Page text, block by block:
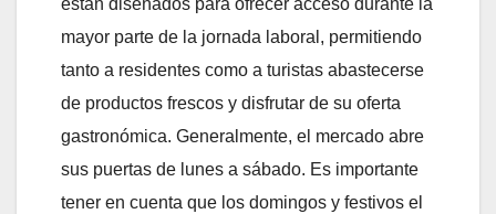
están diseñados para ofrecer acceso durante la
mayor parte de la jornada laboral, permitiendo
tanto a residentes como a turistas abastecerse
de productos frescos y disfrutar de su oferta
gastronómica. Generalmente, el mercado abre
sus puertas de lunes a sábado. Es importante
tener en cuenta que los domingos y festivos el